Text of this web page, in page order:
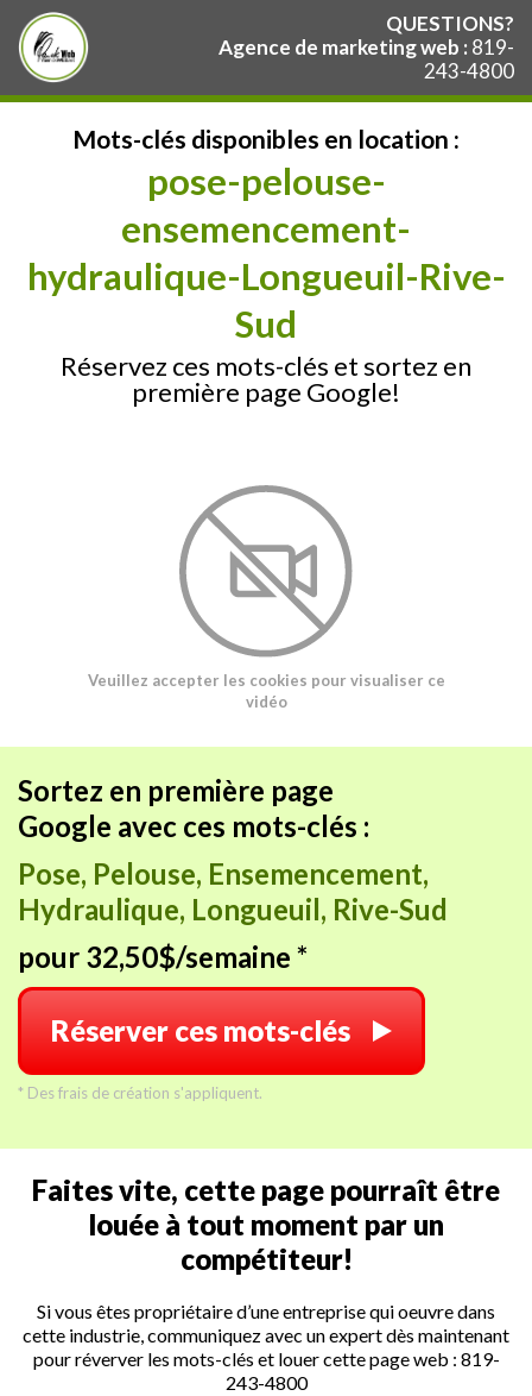
QUESTIONS?
Agence de marketing web : 819-
243-4800
Mots-clés disponibles en location :
pose-pelouse-
ensemencement-
hydraulique-Longueuil-Rive-
Sud
Réservez ces mots-clés et sortez en
première page Google!
Veuillez accepter les cookies pour visualiser ce
vidéo
Sortez en première page
Google avec ces mots-clés :
Pose, Pelouse, Ensemencement,
Hydraulique, Longueuil, Rive-Sud
pour 32,50$/semaine *
Réserver ces mots-clés
* Des frais de création s'appliquent.
Faites vite, cette page pourraît être
louée à tout moment par un
compétiteur!
Si vous êtes propriétaire d’une entreprise qui oeuvre dans
cette industrie, communiquez avec un expert dès maintenant
pour réverver les mots-clés et louer cette page web : 819-
243-4800